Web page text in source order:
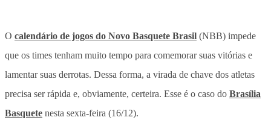
O calendário de jogos do Novo Basquete Brasil (NBB) impede
que os times tenham muito tempo para comemorar suas vitórias e
lamentar suas derrotas. Dessa forma, a virada de chave dos atletas
precisa ser rápida e, obviamente, certeira. Esse é o caso do Brasília
Basquete nesta sexta-feira (16/12).